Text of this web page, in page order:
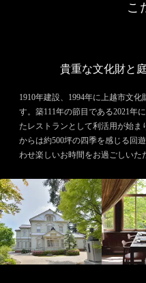
こ
貴重な文化財と
1910年建設、1994年に上越市文
す。築111年の節目である2021年
たレストランとして利活用が始ま
からは約500坪の四季を感じる回
わせ楽しいお時間をお過ごしいた